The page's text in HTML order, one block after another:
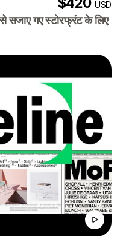
USD
सजाए गए स्टोरफ्रंट के लिए